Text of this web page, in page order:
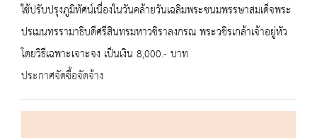
ใช้ปรับปรุงภูมิทัศน์เนื่องในวันคล้ายวันเฉลิมพระชนมพรรษาสมเด็จพระ
ปรเมนทรรามาธิบดีศรีสินทรมหาวชิราลงกรณ พระวชิรเกล้าเจ้าอยู่หัว
โดยวิธีเฉพาะเจาะจง เป็นเงิน 8,000.- บาท
ประกาศจัดซื้อจัดจ้าง